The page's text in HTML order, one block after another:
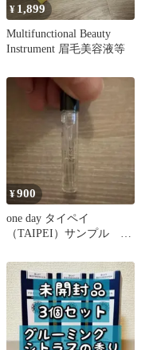
¥ 1,899
Multifunctional Beauty
Instrument 眉毛美容液等
¥900
one day タイペイ
（TAIPEI）サンプル